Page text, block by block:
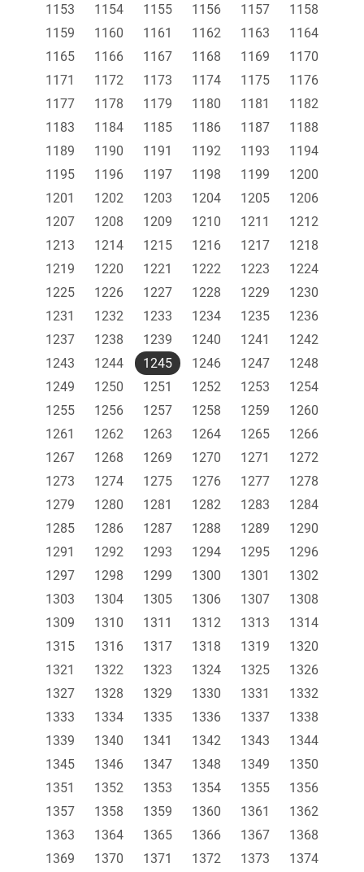
1153 1154 1155 1156 1157
1158
1159
1160 1161 1162 1163
1164
1165
1166 1167 1168 1169
1170
1171
1172 1173 1174 1175
1176
1177
1178 1179 1180 1181
1182
1183
1184 1185 1186 1187
1188
1189
1190 1191 1192 1193
1194
1195
1196 1197 1198 1199
1200
1201
1202 1203 1204 1205
1206
1207
1208 1209 1210 1211
1212
1213
1214 1215 1216 1217
1218
1219
1220 1221 1222 1223
1224
1225
1226 1227 1228 1229
1230
1231
1232 1233 1234 1235
1236
1237
1238 1239 1240 1241
1242
1243
1244 1245 1246 1247
1248
1249
1250 1251 1252 1253
1254
1255
1256 1257 1258 1259
1260
1261
1262 1263 1264 1265
1266
1267
1268 1269 1270 1271
1272
1273
1274 1275 1276 1277
1278
1279
1280 1281 1282 1283
1284
1285
1286 1287 1288 1289
1290
1291
1292 1293 1294 1295
1296
1297
1298 1299 1300 1301
1302
1303
1304 1305 1306 1307
1308
1309
1310 1311 1312 1313
1314
1315
1316 1317 1318 1319
1320
1321
1322 1323 1324 1325
1326
1327
1328 1329 1330 1331
1332
1333
1334 1335 1336 1337
1338
1339
1340 1341 1342 1343
1344
1345
1346 1347 1348 1349
1350
1351
1352 1353 1354 1355
1356
1357
1358 1359 1360 1361
1362
1363
1364 1365 1366 1367
1368
1369
1370 1371 1372 1373
1374